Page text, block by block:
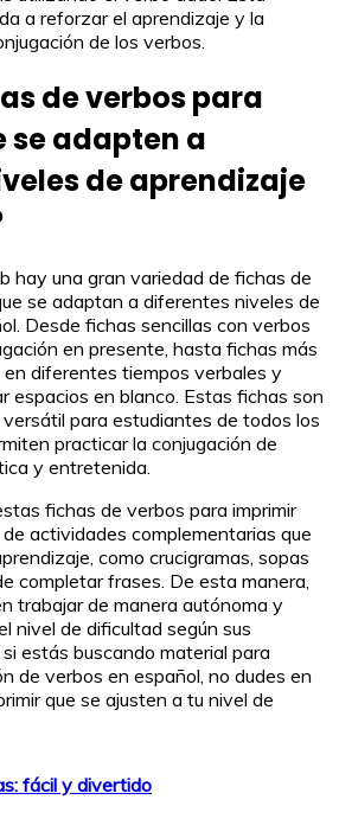
a reforzar el aprendizaje y la
de los verbos.
de verbos para
se adapten a
de aprendizaje
hay una gran variedad de fichas de
se adaptan a diferentes niveles de
Desde fichas sencillas con verbos
en presente, hasta fichas más
diferentes tiempos verbales y
espacios en blanco. Estas fichas son
para estudiantes de todos los
practicar la conjugación de
y entretenida.
fichas de verbos para imprimir
actividades complementarias que
como crucigramas, sopas
completar frases. De esta manera,
trabajar de manera autónoma y
nivel de dificultad según sus
estás buscando material para
de verbos en español, no dudes en
que se ajusten a tu nivel de
fácil y divertido